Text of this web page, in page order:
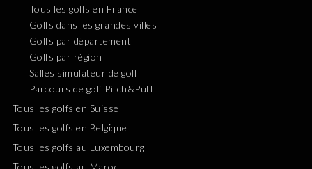
Tous les golfs en France
Golfs dans les grandes villes
Golfs par département
Golfs par région
Salles simulateur de golf
Parcours de golf Pitch&Putt
Tous les golfs en Suisse
Tous les golfs en Belgique
Tous les golfs au Luxembourg
Tous les golfs au Maroc